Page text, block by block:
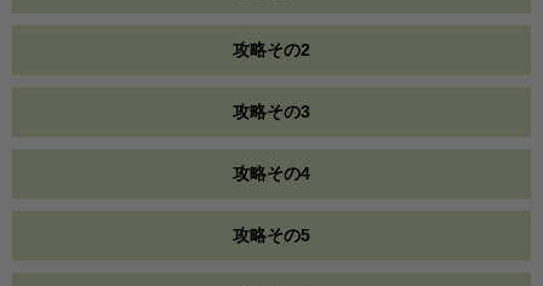
攻略その2
攻略その3
攻略その4
攻略その5